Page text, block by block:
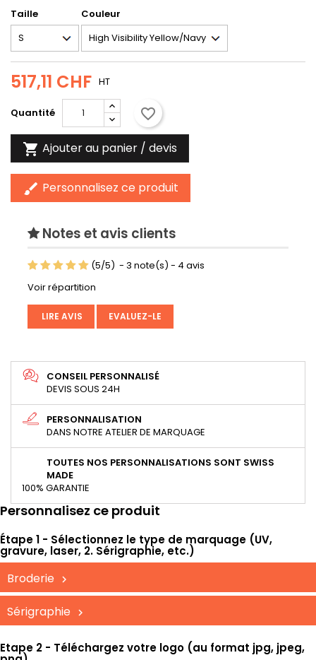
Taille Couleur
517,11 CHF HT
Quantité favorite_border
 Ajouter au panier / devis
brush Personnalisez ce produit
Notes et avis clients
(5/5) - 3 note(s) - 4 avis
Voir répartition
LIRE AVIS EVALUEZ-LE
CONSEIL PERSONNALISÉ
DEVIS SOUS 24H
PERSONNALISATION
DANS NOTRE ATELIER DE MARQUAGE
TOUTES NOS PERSONNALISATIONS SONT SWISS
MADE
100% GARANTIE
Personnalisez ce produit
Étape 1 - Sélectionnez le type de marquage (UV,
gravure, laser, 2. Sérigraphie, etc.)
Broderie
Sérigraphie
Etape 2 - Téléchargez votre logo (au format jpg, jpeg,